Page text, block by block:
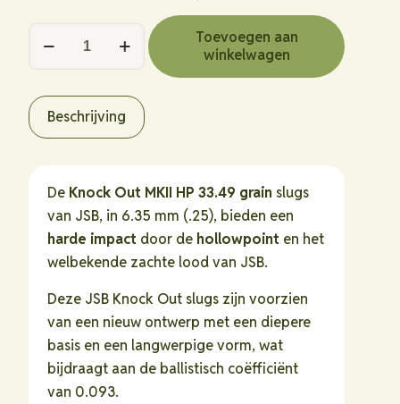
Slugs
MKII
(.25)
2,17
gram/33.49
grain
Toevoegen aan
winkelwagen
Beschrijving
De Knock Out MKII HP 33.49 grain slugs
van JSB, in 6.35 mm (.25), bieden een
harde impact door de hollowpoint en het
welbekende zachte lood van JSB.
Deze JSB Knock Out slugs zijn voorzien
van een nieuw ontwerp met een diepere
basis en een langwerpige vorm, wat
bijdraagt aan de ballistisch coëfficiënt
van 0.093.